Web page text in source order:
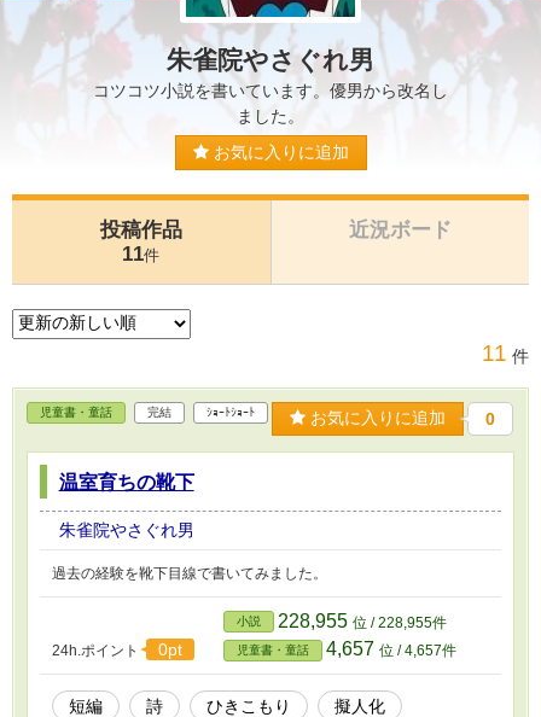
朱雀院やさぐれ男
コツコツ小説を書いています。優男から改名し
ました。
お気に入りに追加
投稿作品
11件
近況ボード
11 件
児童書・童話 完結 ｼｮｰﾄｼｮｰﾄ お気に入りに追加 0
温室育ちの靴下
朱雀院やさぐれ男
過去の経験を靴下目線で書いてみました。
24h.ポイント 0pt
小説 228,955 位 / 228,955件
児童書・童話 4,657 位 / 4,657件
短編 詩 ひきこもり 擬人化